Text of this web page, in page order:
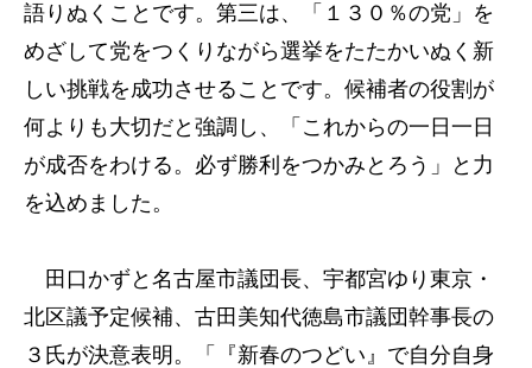
語りぬくことです。第三は、「１３０％の党」を
めざして党をつくりながら選挙をたたかいぬく新
しい挑戦を成功させることです。候補者の役割が
何よりも大切だと強調し、「これからの一日一日
が成否をわける。必ず勝利をつかみとろう」と力
を込めました。
田口かずと名古屋市議団長、宇都宮ゆり東京・
北区議予定候補、古田美知代徳島市議団幹事長の
３氏が決意表明。「『新春のつどい』で自分自身